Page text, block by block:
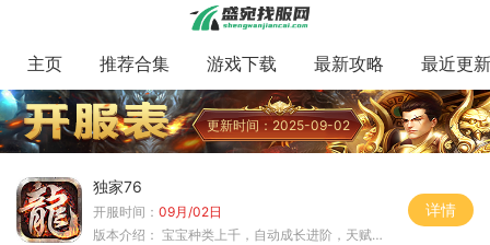
主页 推荐合集 游戏下载 最新攻略 最近更新
更新时间：2025-09-02
独家76
开服时间： 09月/02日
版本介绍： 宝宝种类上千，自动成长进阶，天赋培养
详情